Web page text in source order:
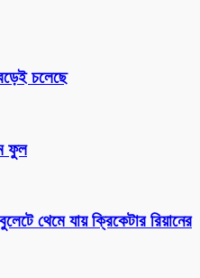
চলেছে
ফুল
থেমে যায় ক্রিকেটার রিয়ানের